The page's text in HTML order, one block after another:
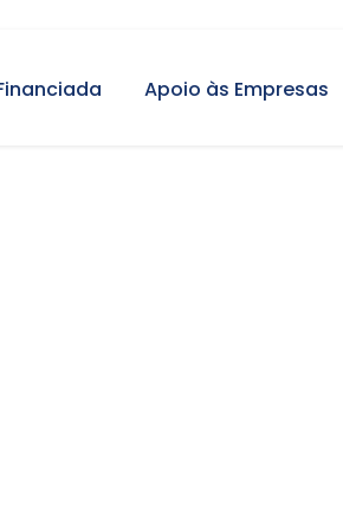
Apoio às Empresas